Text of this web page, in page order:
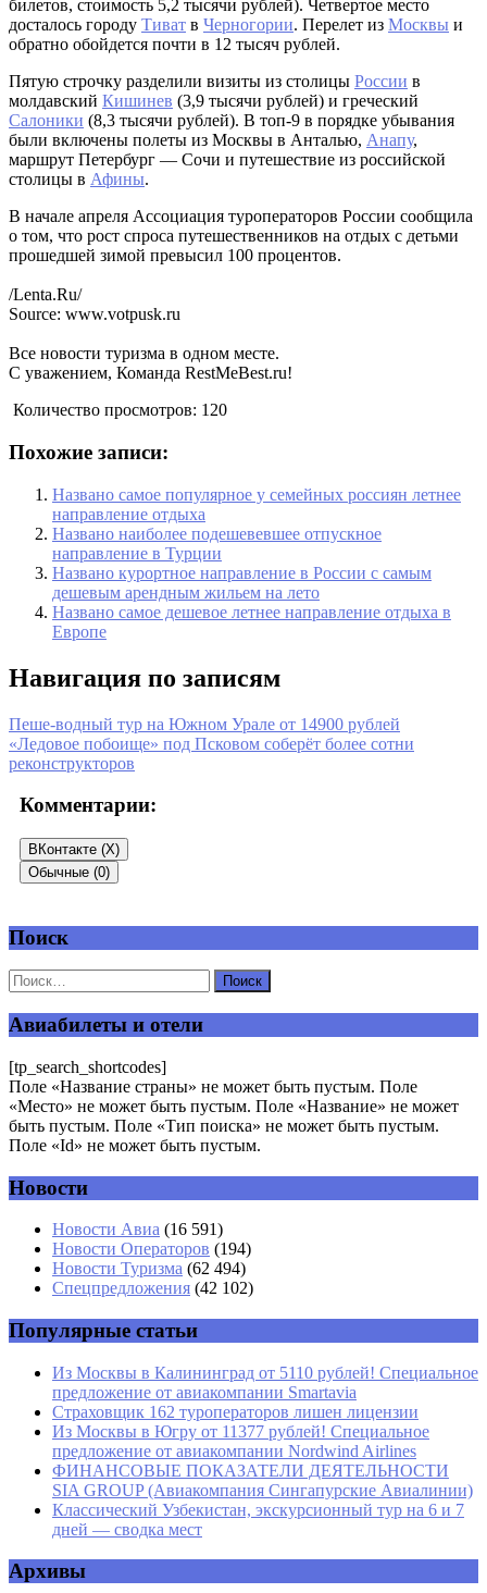
билетов, стоимость 5,2 тысячи рублей). Четвертое место
досталось городу Тиват в Черногории. Перелет из Москвы и
обратно обойдется почти в 12 тысяч рублей.
Пятую строчку разделили визиты из столицы России в
молдавский Кишинев (3,9 тысячи рублей) и греческий
Салоники (8,3 тысячи рублей). В топ-9 в порядке убывания
были включены полеты из Москвы в Анталью, Анапу,
маршрут Петербург — Сочи и путешествие из российской
столицы в Афины.
В начале апреля Ассоциация туроператоров России сообщила
о том, что рост спроса путешественников на отдых с детьми
прошедшей зимой превысил 100 процентов.
/Lenta.Ru/
Source: www.votpusk.ru
Все новости туризма в одном месте.
С уважением, Команда RestMeBest.ru!
Количество просмотров: 120
Похожие записи:
Названо самое популярное у семейных россиян летнее
направление отдыха
Названо наиболее подешевевшее отпускное
направление в Турции
Названо курортное направление в России с самым
дешевым арендным жильем на лето
Названо самое дешевое летнее направление отдыха в
Европе
Навигация по записям
Пеше-водный тур на Южном Урале от 14900 рублей
«Ледовое побоище» под Псковом соберёт более сотни
реконструкторов
Комментарии:
ВКонтакте (X)
Обычные (0)
Добавить комментарий
Ваш адрес email не будет опубликован.
Имя *
Email*
Поиск
Авиабилеты и отели
[tp_search_shortcodes]
Поле «Название страны» не может быть пустым. Поле
«Место» не может быть пустым. Поле «Название» не может
быть пустым. Поле «Тип поиска» не может быть пустым.
Поле «Id» не может быть пустым.
Новости
Новости Авиа (16 591)
Новости Операторов (194)
Новости Туризма (62 494)
Спецпредложения (42 102)
Популярные статьи
Из Москвы в Калининград от 5110 рублей! Специальное
предложение от авиакомпании Smartavia
Страховщик 162 туроператоров лишен лицензии
Из Москвы в Югру от 11377 рублей! Специальное
предложение от авиакомпании Nordwind Airlines
ФИНАНСОВЫЕ ПОКАЗАТЕЛИ ДЕЯТЕЛЬНОСТИ
SIA GROUP (Авиакомпания Сингапурские Авиалинии)
Классический Узбекистан, экскурсионный тур на 6 и 7
дней — сводка мест
Архивы